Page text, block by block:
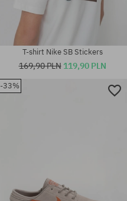
T-shirt Nike SB Stickers
169,90 PLN 119,90 PLN
-33%